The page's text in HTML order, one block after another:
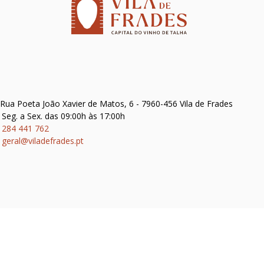
Poeta João Xavier de Matos, 6 - 7960-456 Vila de Frades
Seg. a Sex. das 09:00h às 17:00h
284 441 762
geral@viladefrades.pt